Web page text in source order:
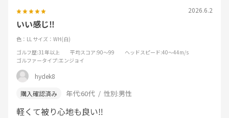
2026.6.2
いい感じ‼️
色：LL サイズ：WH(白)
ゴルフ歴:31年以上 平均スコア:90～99 ヘッドスピード:40～44m/s
ゴルファータイプ:エンジョイ
hydek8
年代:60代 性別:男性
軽くて被り心地も良い‼️